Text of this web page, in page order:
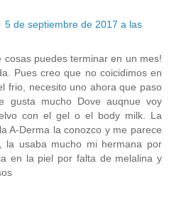
5 de septiembre de 2017 a las
cosas puedes terminar en un mes!
Pues creo que no coicidimos en
frio, necesito uno ahora que paso
gusta mucho Dove auqnue voy
con el gel o el body milk. La
A-Derma la conozco y me parece
la usaba mucho mi hermana por
en la piel por falta de melalina y